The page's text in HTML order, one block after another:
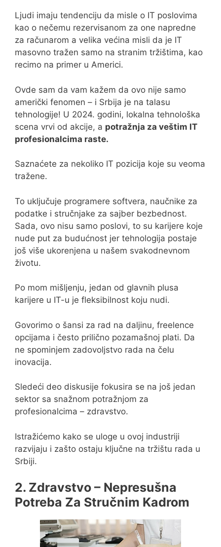
Ljudi imaju tendenciju da misle o IT poslovima
kao o nečemu rezervisanom za one napredne
za računarom a velika većina misli da je IT
masovno tražen samo na stranim tržištima, kao
recimo na primer u Americi.
Ovde sam da vam kažem da ovo nije samo
američki fenomen – i Srbija je na talasu
tehnologije! U 2024. godini, lokalna tehnološka
scena vrvi od akcije, a potražnja za veštim IT
profesionalcima raste.
Saznaćete za nekoliko IT pozicija koje su veoma
tražene.
To uključuje programere softvera, naučnike za
podatke i stručnjake za sajber bezbednost.
Sada, ovo nisu samo poslovi, to su karijere koje
nude put za budućnost jer tehnologija postaje
još više ukorenjena u našem svakodnevnom
životu.
Po mom mišljenju, jedan od glavnih plusa
karijere u IT-u je fleksibilnost koju nudi.
Govorimo o šansi za rad na daljinu, freelence
opcijama i često prilično pozamašnoj plati. Da
ne spominjem zadovoljstvo rada na čelu
inovacija.
Sledeći deo diskusije fokusira se na još jedan
sektor sa snažnom potražnjom za
profesionalcima – zdravstvo.
Istražićemo kako se uloge u ovoj industriji
razvijaju i zašto ostaju ključne na tržištu rada u
Srbiji.
2. Zdravstvo – Nepresušna
Potreba Za Stručnim Kadrom